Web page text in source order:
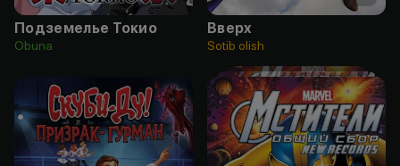
Подземелье Токио
Obuna
Вверх
Sotib olish